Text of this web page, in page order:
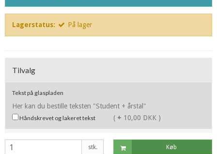
Lagerstatus: På lager
Tilvalg
Tekst på glaspladen
Her kan du bestille teksten "Student + årstal"
Håndskrevet og lakeret tekst ( + 10,00 DKK )
stk. Køb